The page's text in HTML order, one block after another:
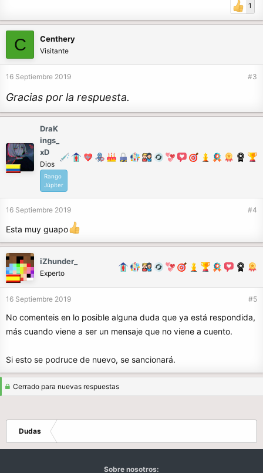
1
C Centhery
Visitante
16 Septiembre 2019 #3
Gracias por la respuesta.
DraK
ings_
xD
Dios
Rango
Júpiter
16 Septiembre 2019 #4
Esta muy guapo
iZhunder_
Experto
16 Septiembre 2019 #5
No comenteis en lo posible alguna duda que ya está respondida,
más cuando viene a ser un mensaje que no viene a cuento.
Si esto se podruce de nuevo, se sancionará.
Cerrado para nuevas respuestas
Dudas
Sobre nosotros: